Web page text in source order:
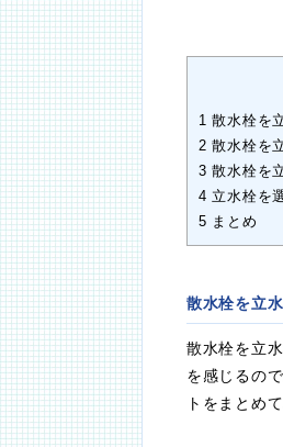
1 散水栓を
2 散水栓を
3 散水栓を
4 立水栓を
5 まとめ
散水栓を立
散水栓を立
を感じるの
トをまとめ